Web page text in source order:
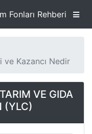
Fonları Rehberi
ve Kazancı Nedir
VE GIDA
(YLC)